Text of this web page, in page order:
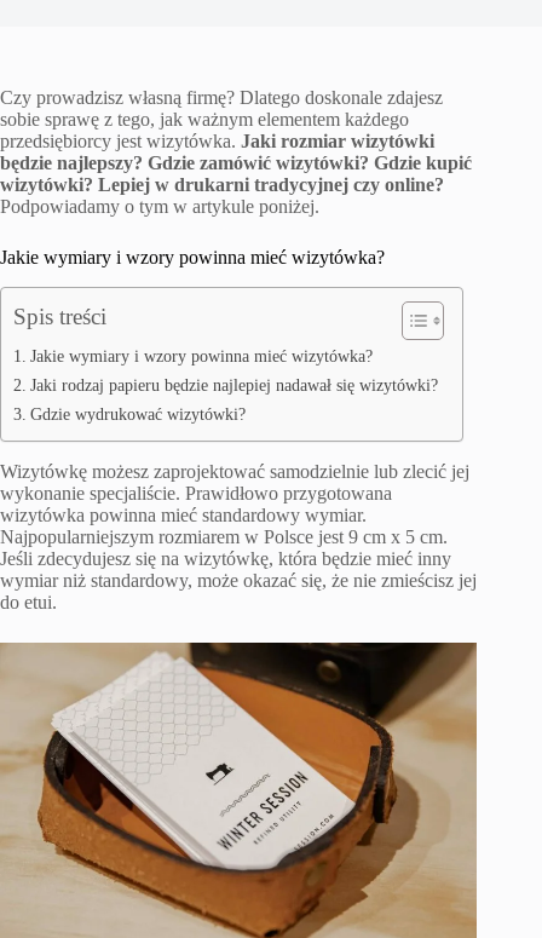
Czy prowadzisz własną firmę? Dlatego doskonale zdajesz
sobie sprawę z tego, jak ważnym elementem każdego
przedsiębiorcy jest wizytówka. Jaki rozmiar wizytówki
będzie najlepszy? Gdzie zamówić wizytówki? Gdzie kupić
wizytówki? Lepiej w drukarni tradycyjnej czy online?
Podpowiadamy o tym w artykule poniżej.
Jakie wymiary i wzory powinna mieć wizytówka?
Spis treści
Jakie wymiary i wzory powinna mieć wizytówka?
Jaki rodzaj papieru będzie najlepiej nadawał się wizytówki?
Gdzie wydrukować wizytówki?
Wizytówkę możesz zaprojektować samodzielnie lub zlecić jej
wykonanie specjaliście. Prawidłowo przygotowana
wizytówka powinna mieć standardowy wymiar.
Najpopularniejszym rozmiarem w Polsce jest 9 cm x 5 cm.
Jeśli zdecydujesz się na wizytówkę, która będzie mieć inny
wymiar niż standardowy, może okazać się, że nie zmieścisz jej
do etui.